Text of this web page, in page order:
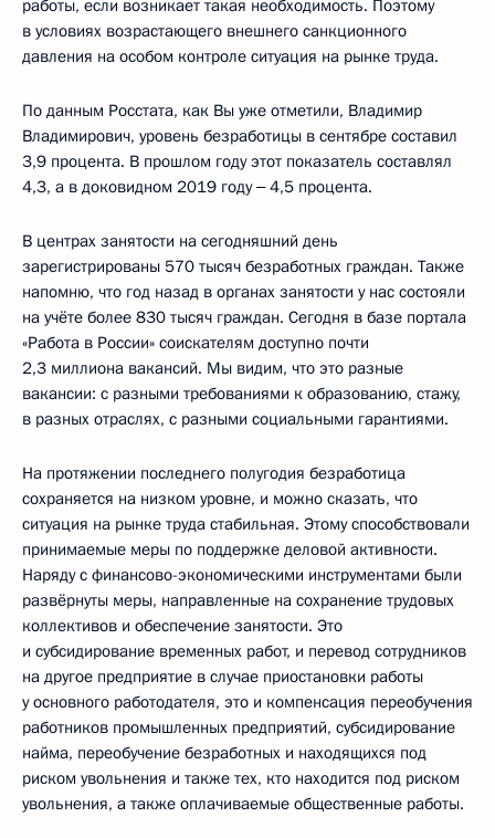
работы, если возникает такая необходимость. Поэтому
в условиях возрастающего внешнего санкционного
давления на особом контроле ситуация на рынке труда.
По данным Росстата, как Вы уже отметили, Владимир
Владимирович, уровень безработицы в сентябре составил
3,9 процента. В прошлом году этот показатель составлял
4,3, а в доковидном 2019 году ‒ 4,5 процента.
В центрах занятости на сегодняшний день
зарегистрированы 570 тысяч безработных граждан. Также
напомню, что год назад в органах занятости у нас состояли
на учёте более 830 тысяч граждан. Сегодня в базе портала
«Работа в России» соискателям доступно почти
2,3 миллиона вакансий. Мы видим, что это разные
вакансии: с разными требованиями к образованию, стажу,
в разных отраслях, с разными социальными гарантиями.
На протяжении последнего полугодия безработица
сохраняется на низком уровне, и можно сказать, что
ситуация на рынке труда стабильная. Этому способствовали
принимаемые меры по поддержке деловой активности.
Наряду с финансово-экономическими инструментами были
развёрнуты меры, направленные на сохранение трудовых
коллективов и обеспечение занятости. Это
и субсидирование временных работ, и перевод сотрудников
на другое предприятие в случае приостановки работы
у основного работодателя, это и компенсация переобучения
работников промышленных предприятий, субсидирование
найма, переобучение безработных и находящихся под
риском увольнения и также тех, кто находится под риском
увольнения, а также оплачиваемые общественные работы.